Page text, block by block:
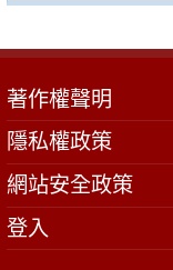
著作權聲明
隱私權政策
網站安全政策
登入